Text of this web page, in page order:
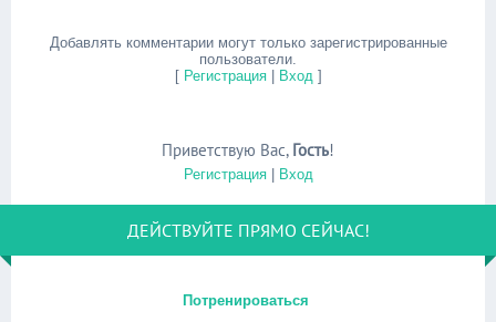
Добавлять комментарии могут только зарегистрированные
пользователи.
[ Регистрация| Вход]
Приветствую Вас, Гость!
Регистрация| Вход
ДЕЙСТВУЙТЕ ПРЯМО СЕЙЧАС!
Потренироваться